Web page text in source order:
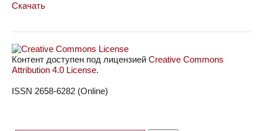
Скачать
Контент доступен под лицензией Creative Commons
Attribution 4.0 License.
ISSN 2658-6282 (Online)